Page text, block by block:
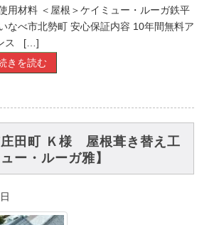
用材料 ＜屋根＞ケイミュー・ルーガ鉄平
なべ市北勢町 安心保証内容 10年間無料ア
ス […]
きを読む
田町 Ｋ様 屋根葺き替え工
ー・ルーガ雅】